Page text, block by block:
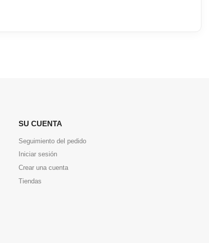
SU CUENTA
Seguimiento del pedido
Iniciar sesión
Crear una cuenta
Tiendas